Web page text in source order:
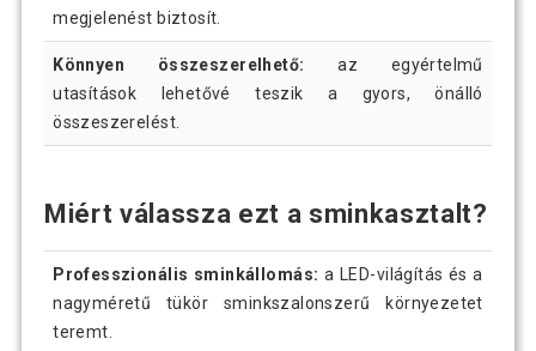
megjelenést biztosít.
Könnyen összeszerelhető: az egyértelmű
utasítások lehetővé teszik a gyors, önálló
összeszerelést.
Miért válassza ezt a sminkasztalt?
Professzionális sminkállomás: a LED-világítás és a
nagyméretű tükör sminkszalonszerű környezetet
teremt.